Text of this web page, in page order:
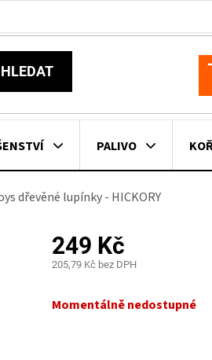
HLEDAT
PALIVO
O GRILOVÁNÍ HAVAJSKÉ
dřevěné lupínky - HICKORY
249 Kč
205,79 Kč bez DPH
cena:
Momentálně nedostupné